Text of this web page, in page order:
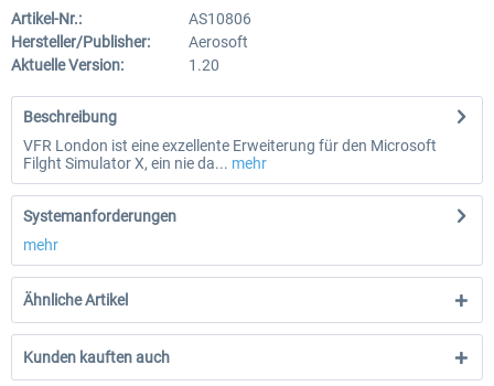
Artikel-Nr.:
AS10806
Hersteller/Publisher:
Aerosoft
Aktuelle Version:
1.20
Beschreibung
VFR London ist eine exzellente Erweiterung für den Microsoft
Filght Simulator X, ein nie da... mehr
Systemanforderungen
mehr
Ähnliche Artikel
Kunden kauften auch